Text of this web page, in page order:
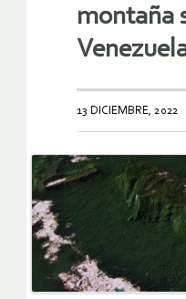
montaña
13 DICIEMBRE, 2022